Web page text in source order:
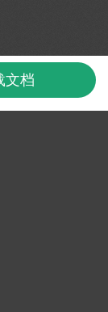
文档